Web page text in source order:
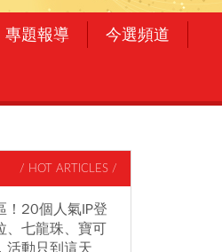
專題報導 今選頻道
/ HOT ARTICLES /
！20個人氣IP登
、七龍珠、寶可
動只到這天